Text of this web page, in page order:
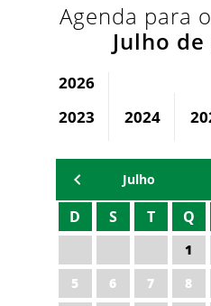
Agenda para
Julho de
2026
2023
2024
Julho
D S T Q
1
5
6 7 8